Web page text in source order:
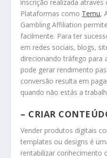
inscrição realizada através
Plataformas como Temu,
Gambling Affiliation
facilmente. Para ter
em redes sociais, blogs,
direcionando tráfego para
pode gerar rendimento
conversão resulta em
quando não estás a
– CRIAR
Vender produtos digitais
templates ou designs é
rentabilizar conhecimento